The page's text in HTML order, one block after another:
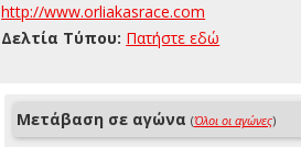
http://www.orliakasrace.com
Δελτία Τύπου: Πατήστε εδώ
Μετάβαση σε αγώνα (Όλοι οι αγώνες)